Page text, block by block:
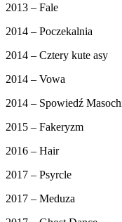
2013 – Fale
2014 – Poczekalnia
2014 – Cztery kute asy
2014 – Vowa
2014 – Spowiedź
2015 – Fakeryzm
2016 – Hair
2017 – Psyrcle
2017 – Meduza